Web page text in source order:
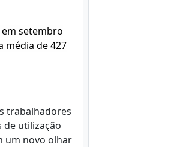
setembro
média de 427
trabalhadores
de utilização
um novo olhar